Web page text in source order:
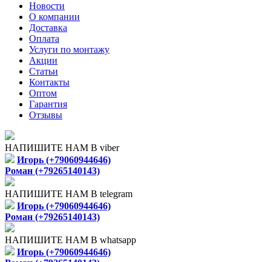
Новости
О компании
Доставка
Оплата
Услуги по монтажу
Акции
Статьи
Контакты
Оптом
Гарантия
Отзывы
НАПИШИТЕ НАМ В viber
Игорь (+79060944646)
Роман (+79265140143)
НАПИШИТЕ НАМ В telegram
Игорь (+79060944646)
Роман (+79265140143)
НАПИШИТЕ НАМ В whatsapp
Игорь (+79060944646)